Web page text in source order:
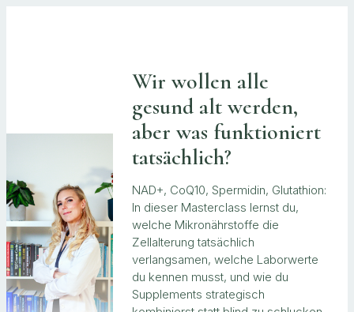
Wir wollen alle
gesund alt werden,
aber was funktioniert
tatsächlich?
NAD+, CoQ10, Spermidin, Glutathion:
In dieser Masterclass lernst du,
welche Mikronährstoffe die
Zellalterung tatsächlich
verlangsamen, welche Laborwerte
du kennen musst, und wie du
Supplements strategisch